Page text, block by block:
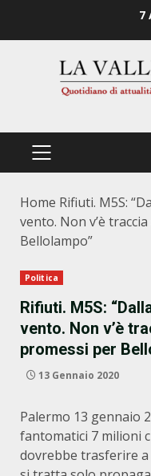
7
PRIMÄRES
Home Rifiuti. M5S:
vento. Non v’è
Bellolampo”
Politica
Rifiuti. M5S:
vento. Non v’è
promessi per
13 Gennaio 2020
Palermo 13 gennaio
fantomatici 7 milioni
dovrebbe trasferire a